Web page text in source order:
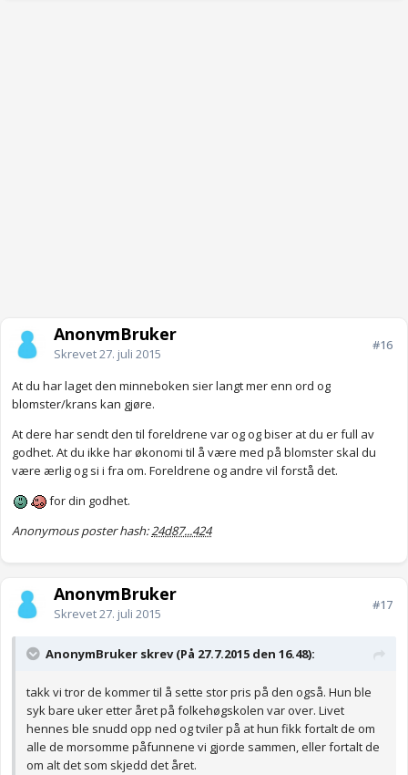
AnonymBruker
Skrevet27. juli 2015
#16
At du har laget den minneboken sier langt mer enn ord og
blomster/krans kan gjøre.
At dere har sendt den til foreldrene var og og biser at du er full av
godhet. At du ikke har økonomi til å være med på blomster skal du
være ærlig og si i fra om. Foreldrene og andre vil forstå det.
for din godhet.
Anonymous poster hash:24d87...424
AnonymBruker
Skrevet27. juli 2015
#17
AnonymBruker skrev (På 27.7.2015 den 16.48):
takk vi tror de kommer til å sette stor pris på den også. Hun ble
syk bare uker etter året på folkehøgskolen var over. Livet
hennes ble snudd opp ned og tviler på at hun fikk fortalt de om
alle de morsomme påfunnene vi gjorde sammen, eller fortalt de
om alt det som skjedd det året.